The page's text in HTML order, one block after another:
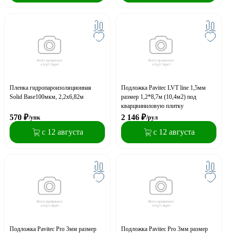
Пленка гидропароизоляционная
Solid Base100мкм, 2,2х6,82м
570 ₽/упк
с 12 августа
Подложка Pavitec LVT line 1,5мм
размер 1,2*8,7м (10,4м2) под
кварцвиниловую плитку
2 146 ₽/рул
с 12 августа
Подложка Pavitec Pro 3мм размер Подложка Pavitec Pro 3мм размер